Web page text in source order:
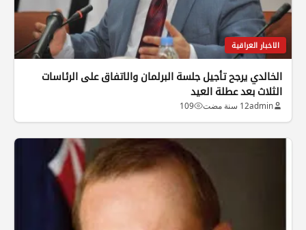
الاخبار العراقية
الخالدي يرجح تأجيل جلسة البرلمان والاتفاق على الرئاسات
الثلاث بعد عطلة العيد
admin12 سنة مضت 109